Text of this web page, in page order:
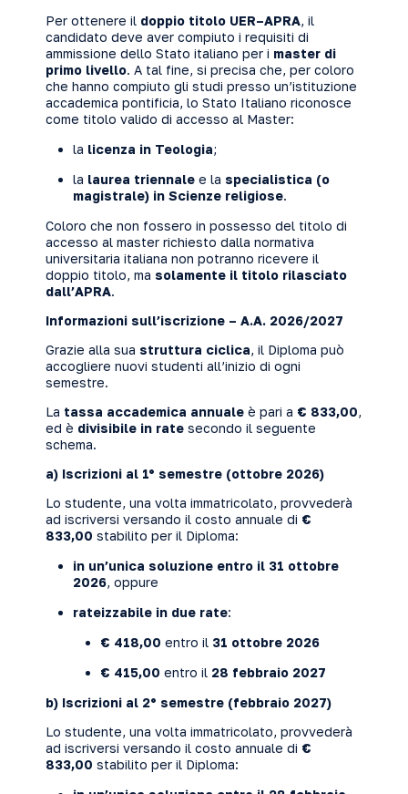
Per ottenere il doppio titolo UER–APRA, il
candidato deve aver compiuto i requisiti di
ammissione dello Stato italiano per i master di
primo livello. A tal fine, si precisa che, per coloro
che hanno compiuto gli studi presso un’istituzione
accademica pontificia, lo Stato Italiano riconosce
come titolo valido di accesso al Master:
la licenza in Teologia;
la laurea triennale e la specialistica (o
magistrale) in Scienze religiose.
Coloro che non fossero in possesso del titolo di
accesso al master richiesto dalla normativa
universitaria italiana non potranno ricevere il
doppio titolo, ma solamente il titolo rilasciato
dall’APRA.
Informazioni sull’iscrizione – A.A. 2026/2027
Grazie alla sua struttura ciclica, il Diploma può
accogliere nuovi studenti all’inizio di ogni
semestre.
La tassa accademica annuale è pari a € 833,00,
ed è divisibile in rate secondo il seguente
schema.
a) Iscrizioni al 1° semestre (ottobre 2026)
Lo studente, una volta immatricolato, provvederà
ad iscriversi versando il costo annuale di €
833,00 stabilito per il Diploma:
in un’unica soluzione entro il 31 ottobre
2026, oppure
rateizzabile in due rate:
€ 418,00 entro il 31 ottobre 2026
€ 415,00 entro il 28 febbraio 2027
b) Iscrizioni al 2° semestre (febbraio 2027)
Lo studente, una volta immatricolato, provvederà
ad iscriversi versando il costo annuale di €
833,00 stabilito per il Diploma: